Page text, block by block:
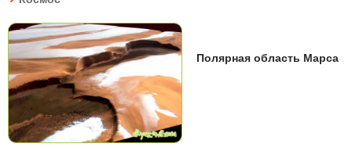
Полярная область Марса